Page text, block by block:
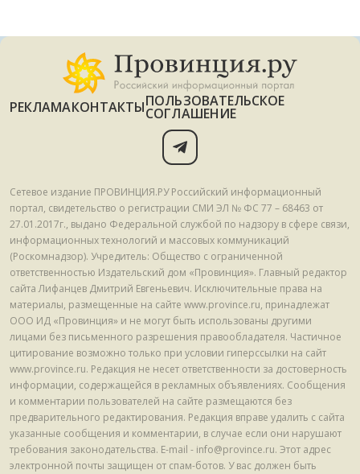
РЕКЛАМАКОНТАКТЫПОЛЬЗОВАТЕЛЬСКОЕ
СОГЛАШЕНИЕ
Сетевое издание ПРОВИНЦИЯ.РУ Российский информационный
портал, свидетельство о регистрации СМИ ЭЛ № ФС 77 – 68463 от
27.01.2017г., выдано Федеральной службой по надзору в сфере связи,
информационных технологий и массовых коммуникаций
(Роскомнадзор). Учредитель: Общество с ограниченной
ответственностью Издательский дом «Провинция». Главный редактор
сайта Лифанцев Дмитрий Евгеньевич. Исключительные права на
материалы, размещенные на сайте www.province.ru, принадлежат
ООО ИД «Провинция» и не могут быть использованы другими
лицами без письменного разрешения правообладателя. Частичное
цитирование возможно только при условии гиперссылки на сайт
www.province.ru. Редакция не несет ответственности за достоверность
информации, содержащейся в рекламных объявлениях. Сообщения
и комментарии пользователей на сайте размещаются без
предварительного редактирования. Редакция вправе удалить с сайта
указанные сообщения и комментарии, в случае если они нарушают
требования законодательства. E-mail - info@province.ru. Этот адрес
электронной почты защищен от спам-ботов. У вас должен быть